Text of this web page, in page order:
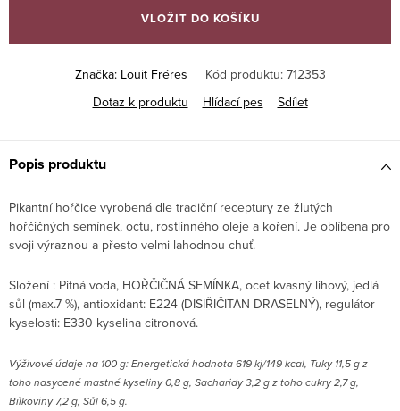
VLOŽIT DO KOŠÍKU
Značka: Louit Fréres Kód produktu: 712353
Dotaz k produktu
Hlídací pes Sdílet
Popis produktu
Pikantní hořčice vyrobená dle tradiční receptury ze žlutých
hořčičných semínek, octu, rostlinného oleje a koření. Je oblíbena pro
svoji výraznou a přesto velmi lahodnou chuť.
Složení : Pitná voda, HOŘČIČNÁ SEMÍNKA, ocet kvasný lihový, jedlá
sůl (max.7 %), antioxidant: E224 (DISIŘIČITAN DRASELNÝ), regulátor
kyselosti: E330 kyselina citronová.
Výživové údaje na 100 g: Energetická hodnota 619 kj/149 kcal, Tuky 11,5 g z
toho nasycené mastné kyseliny 0,8 g, Sacharidy 3,2 g z toho cukry 2,7 g,
Bílkoviny 7,2 g, Sůl 6,5 g.